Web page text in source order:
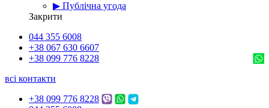
▶ Публічна угода
Закрити
044 355 6008
+38 067 630 6607
+38 099 776 8228
всі контакти
+38 099 776 8228